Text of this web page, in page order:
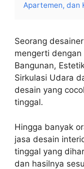
Apartemen, dan
Seorang
mengerti
Bangunan,
Sirkulasi Udara
desain yang
tinggal.
Hingga banyak
jasa desain
tinggal yang
dan hasilnya